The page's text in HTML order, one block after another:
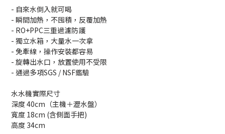
- 自來水倒入就可喝
- 瞬間加熱，不囤積，反覆加熱
- RO+PPC三重過濾防護
- 獨立水箱，大量水一次拿
- 免牽線，操作安裝都容易
- 旋轉出水口，放置使用不受限
- 通過多項SGS / NSF鑑驗
水水機實際尺寸
深度 40cm（主機＋瀝水盤）
寬度 18cm (含側面手把)
高度 34cm